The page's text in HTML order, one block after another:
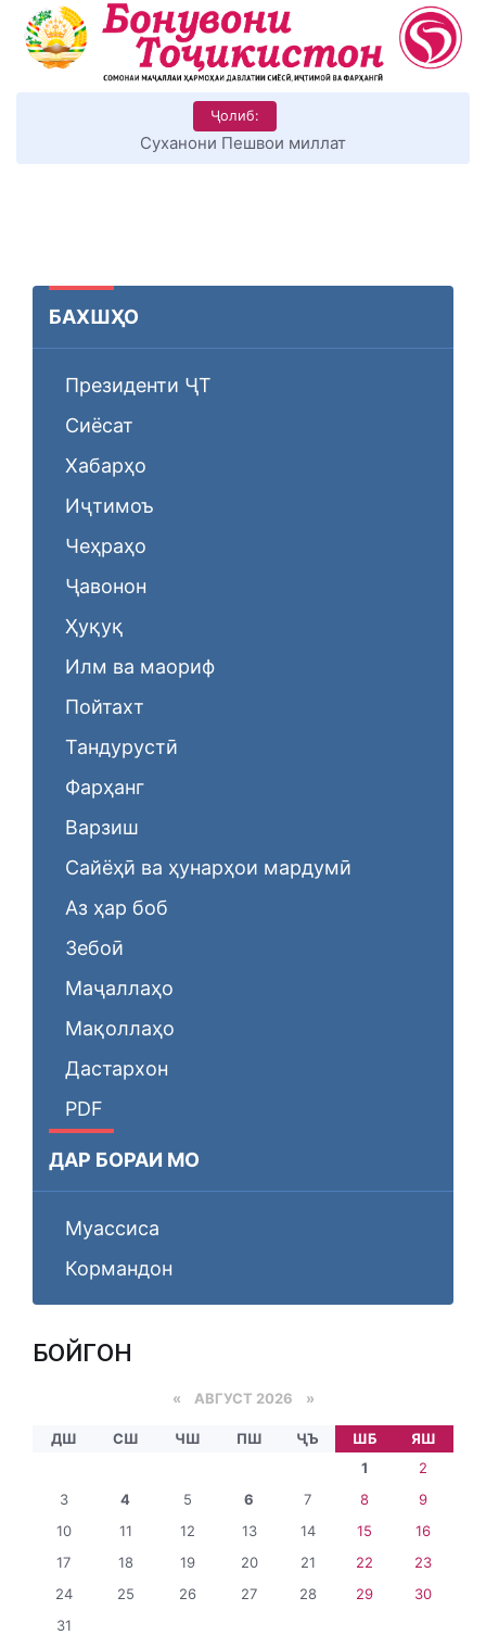
Ҷолиб:
Суханони Пешвои миллат
БАХШҲО
Президенти ҶТ
Сиёсат
Хабарҳо
Иҷтимоъ
Чеҳраҳо
Ҷавонон
Ҳуқуқ
Илм ва маориф
Пойтахт
Тандурустӣ
Фарҳанг
Варзиш
Сайёҳӣ ва ҳунарҳои мардумӣ
Аз ҳар боб
Зебоӣ
Маҷаллаҳо
Мақоллаҳо
Дастархон
PDF
ДАР БОРАИ МО
Муассиса
Кормандон
БОЙГОНӢ
« АВГУСТ 2026 »
ДШ СШ ЧШ ПШ ҶЪ ШБ
ЯШ
1
2
3
4 5 6 7 8
9
10
11 12 13 14 15
16
17
18 19 20 21 22
23
24
25 26 27 28 29
30
31